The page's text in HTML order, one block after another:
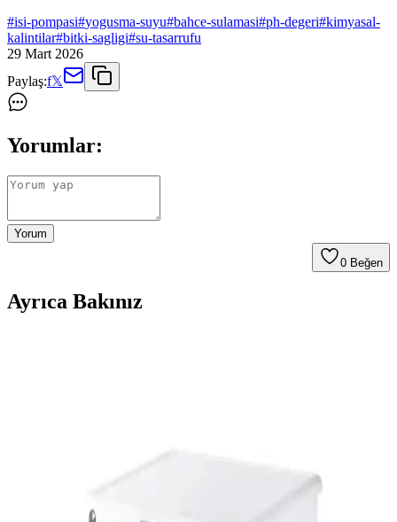
#isi-pompasi#yogusma-suyu#bahce-sulamasi#ph-degeri#kimyasal-
kalintilar#bitki-sagligi#su-tasarrufu
29 Mart 2026
Paylaş:f𝕏
Yorumlar:
Yorum
0 Beğen
Ayrıca Bakınız
Enerji Verimli ve Ekonomik Isıtıcı Çözümleri: